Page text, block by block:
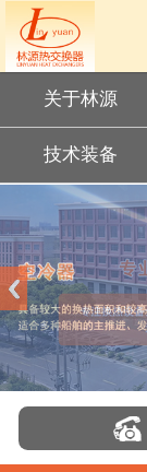
关于林源
技术装备
